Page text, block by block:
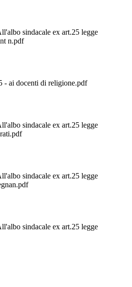
sindacale ex art.25 legge
n.pdf
- ai docenti di religione.pdf
sindacale ex art.25 legge
sindacale ex art.25 legge
sindacale ex art.25 legge